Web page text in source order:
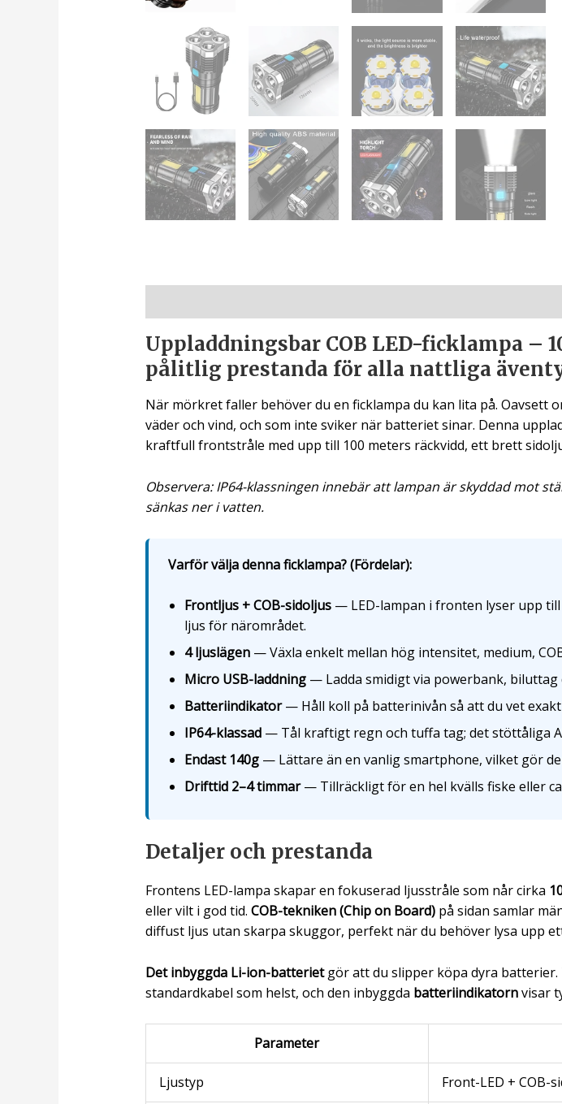
Uppladdningsbar COB LED-ficklampa –
pålitlig prestanda för alla nattliga
När mörkret faller behöver du en ficklampa du kan lita på. Oavsett
väder och vind, och som inte sviker när batteriet sinar. Denna
kraftfull frontstråle med upp till 100 meters räckvidd, ett brett
Observera: IP64-klassningen innebär att lampan är skyddad mot
sänkas ner i vatten.
Varför välja denna ficklampa? (Fördelar):
Frontljus + COB-sidoljus— LED-lampan i fronten lyser upp till
ljus för närområdet.
4 ljuslägen— Växla enkelt mellan hög intensitet, medium,
Micro USB-laddning— Ladda smidigt via powerbank,
Batteriindikator— Håll koll på batterinivån så att du vet
IP64-klassad— Tål kraftigt regn och tuffa tag; det stöttåliga
Endast 140g— Lättare än en vanlig smartphone, vilket gör
Drifttid 2–4 timmar— Tillräckligt för en hel kvälls fiske eller
Detaljer och prestanda
Frontens LED-lampa skapar en fokuserad ljusstråle som når cirka
eller vilt i god tid. COB-tekniken (Chip on Board)på sidan samlar
diffust ljus utan skarpa skuggor, perfekt när du behöver lysa upp
Det inbyggda Li-ion-batterietgör att du slipper köpa dyra batterier.
standardkabel som helst, och den inbyggda batteriindikatornvisar
Parameter
Ljustyp Front-LED + COB-